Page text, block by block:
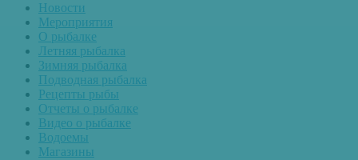
Новости
Мероприятия
О рыбалке
Летняя рыбалка
Зимняя рыбалка
Подводная рыбалка
Рецепты рыбы
Отчеты о рыбалке
Видео о рыбалке
Водоемы
Магазины